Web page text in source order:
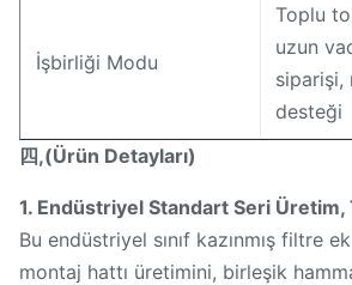
İşbirliği Modu
Toplu
uzun
siparişi,
desteği
四,(Ürün Detayları)
1. Endüstriyel Standart Seri Üretim,
Bu endüstriyel sınıf kazınmış filtre
montaj hattı üretimini, birleşik